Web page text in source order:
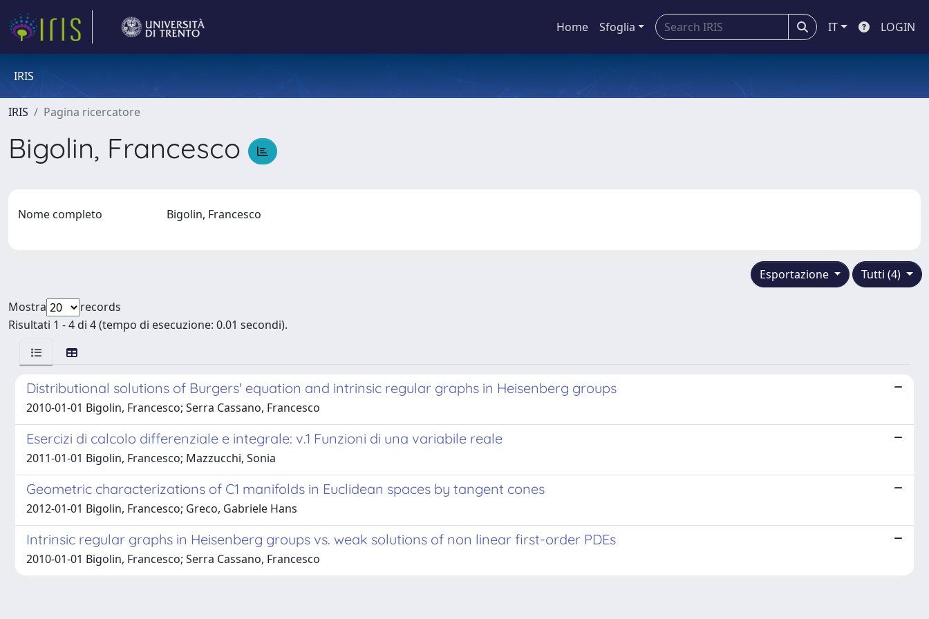
Home Sfoglia IT LOGIN
IRIS
IRIS Pagina ricercatore
Bigolin, Francesco
Nome completo Bigolin, Francesco
Tutti (4)
Esportazione
Mostra
records
Risultati 1 - 4 di 4 (tempo di esecuzione: 0.01 secondi).
Distributional solutions of Burgers' equation and intrinsic regular graphs in Heisenberg groups
2010-01-01 Bigolin, Francesco; Serra Cassano, Francesco
Esercizi di calcolo differenziale e integrale: v.1 Funzioni di una variabile reale
2011-01-01 Bigolin, Francesco; Mazzucchi, Sonia
Geometric characterizations of C1 manifolds in Euclidean spaces by tangent cones
2012-01-01 Bigolin, Francesco; Greco, Gabriele Hans
Intrinsic regular graphs in Heisenberg groups vs. weak solutions of non linear first-order PDEs
2010-01-01 Bigolin, Francesco; Serra Cassano, Francesco